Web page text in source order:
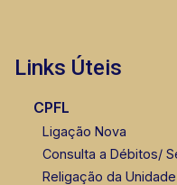
Links Úteis
CPFL
Ligação Nova
Consulta a Débitos/
Religação da Unidade